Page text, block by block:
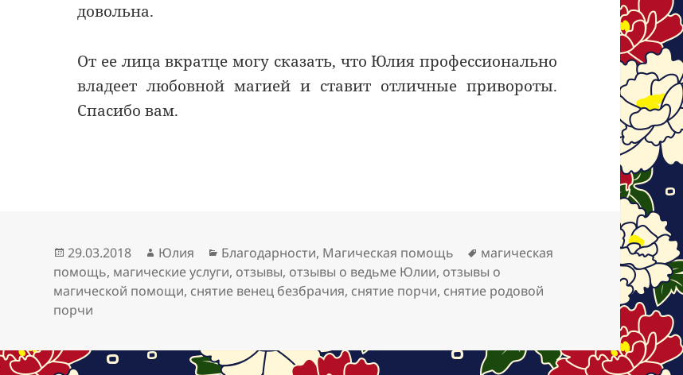
довольна.
От ее лица вкратце могу сказать, что Юлия профессионально
владеет любовной магией и ставит отличные привороты.
Спасибо вам.
Опубликовано
29.03.2018 Автор
Юлия Рубрики
Благодарности, Магическая помощь Метки
магическая
помощь, магические услуги, отзывы, отзывы о ведьме Юлии, отзывы о
магической помощи, снятие венец безбрачия, снятие порчи, снятие родовой
порчи